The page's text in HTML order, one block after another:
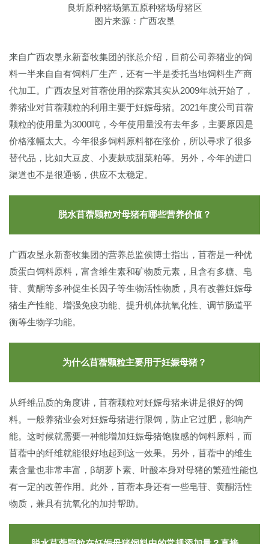
良圻原种猪场第五原种猪场母猪区
图片来源：广西农垦
来自广西农垦永新畜牧集团的张总介绍，目前公司养猪业的饲
料一半来自自有饲料厂生产，还有一半是委托当地饲料生产商
代加工。广西农垦对苜蓿使用的探索其实从2009年就开始了，
养猪业对苜蓿颗粒的利用主要于妊娠母猪。2021年度公司苜蓿
颗粒的使用量为3000吨，今年使用量没有去年多，主要原因是
价格涨幅太大。今年很多饲料原料都在涨价，所以寻求了很多
替代品，比如大豆皮、小麦麸或甜菜粕等。另外，今年的进口
渠道也不是很通畅，供应不太稳定。
脱水苜蓿颗粒对母猪有哪些营养价值？
广西农垦永新畜牧集团的营养总监侯博士指出，苜蓿是一种优
质蛋白饲料原料，富含维生素和矿物质元素，且含有多糖、皂
苷、黄酮等多种促生长因子等生物活性物质，具有改善妊娠母
猪生产性能、增强免疫功能、提升机体抗氧化性、调节肠道平
衡等生物学功能。
为什么苜蓿颗粒主要用于妊娠母猪？
从纤维品质的角度讲，苜蓿颗粒对妊娠母猪来讲是很好的饲
料。一般养猪业会对妊娠母猪进行限饲，防止它过肥，影响产
能。这时候就需要一种能增加妊娠母猪饱腹感的饲料原料，而
苜蓿中的纤维就能很好地起到这一效果。另外，苜蓿中的维生
素含量也非常丰富，β胡萝卜素、叶酸本身对母猪的繁殖性能也
有一定的改善作用。此外，苜蓿本身还有一些皂苷、黄酮活性
物质，兼具有抗氧化的加持帮助。